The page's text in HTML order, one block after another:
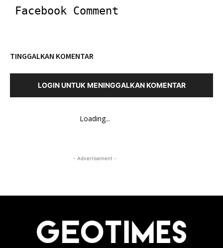
Facebook Comment
TINGGALKAN KOMENTAR
LOGIN UNTUK MENINGGALKAN KOMENTAR
Loading...
- Advertisement -